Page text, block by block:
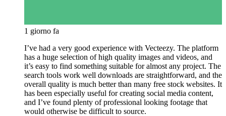
1 giorno fa
I’ve had a very good experience with Vecteezy. The platform
has a huge selection of high quality images and videos, and
it’s easy to find something suitable for almost any project. The
search tools work well downloads are straightforward, and the
overall quality is much better than many free stock websites. It
has been especially useful for creating social media content,
and I’ve found plenty of professional looking footage that
would otherwise be difficult to source.